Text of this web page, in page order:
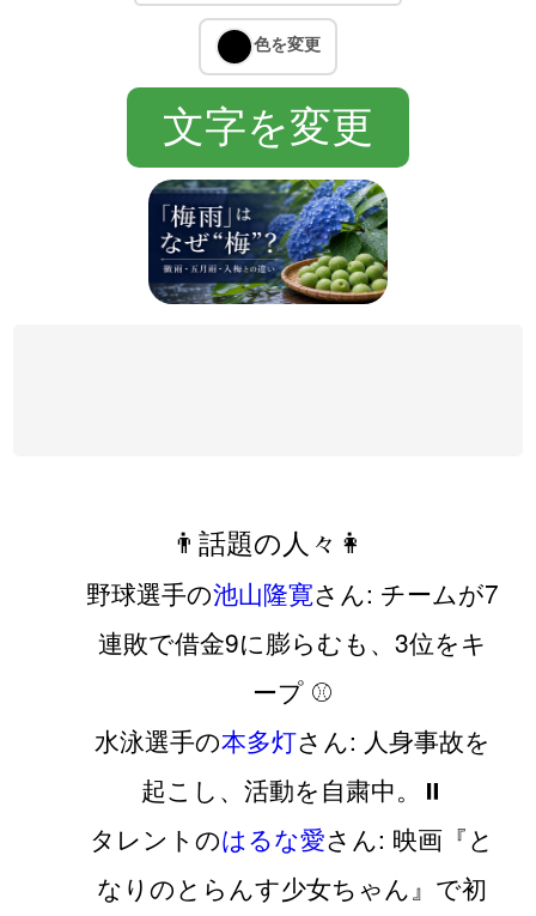
👨話題の人々👩
野球選手の池山隆寛さん: チームが7
連敗で借金9に膨らむも、3位をキ
ープ ⚾️
水泳選手の本多灯さん: 人身事故を
起こし、活動を自粛中。⏸️
タレントのはるな愛さん: 映画『と
なりのとらんす少女ちゃん』で初